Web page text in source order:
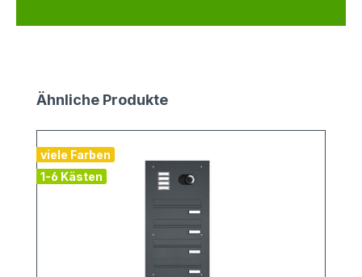
Produktgalerie überspringen
Ähnliche Produkte
viele Farben
1-6 Kästen